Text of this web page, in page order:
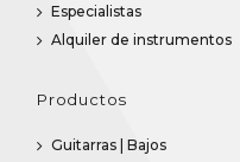
Especialistas
Alquiler de instrumentos
Productos
Guitarras | Bajos